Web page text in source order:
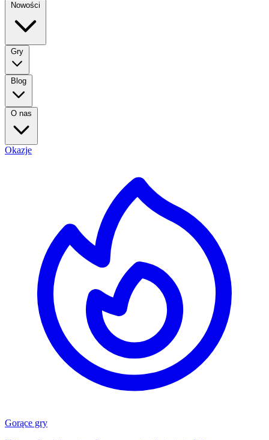
Nowości
Gry
Blog
O nas
Okazje
Gorące gry